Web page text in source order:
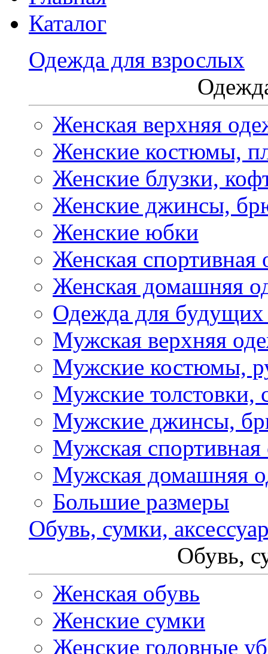
Каталог
Одежда для взрослых
Женская верхняя
Женские костюмы,
Женские блузки,
Женские джинсы,
Женские юбки
Женская спортивная
Женская домашняя
Одежда для
Мужская верхняя
Мужские костюмы,
Мужские толстовки,
Мужские джинсы,
Мужская спортивная
Мужская домашняя
Большие размеры
Обувь, сумки,
Обувь,
Женская обувь
Женские сумки
Женские головные